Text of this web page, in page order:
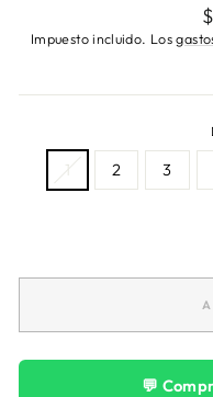
Impuesto incluido. Los
1 2 3
💬